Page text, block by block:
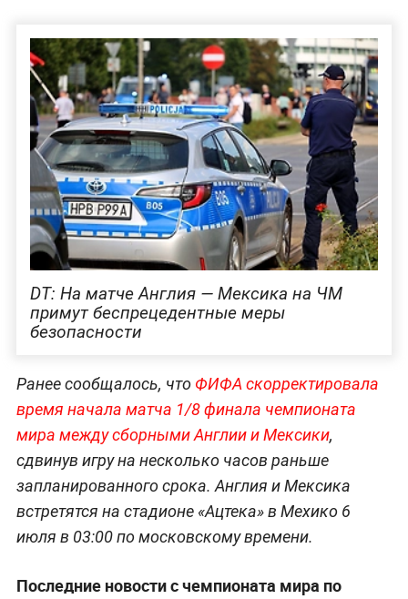
DT: На матче Англия — Мексика на ЧМ
примут беспрецедентные меры
безопасности
Ранее сообщалось, что ФИФА скорректировала
время начала матча 1/8 финала чемпионата
мира между сборными Англии и Мексики,
сдвинув игру на несколько часов раньше
запланированного срока. Англия и Мексика
встретятся на стадионе «Ацтека» в Мехико 6
июля в 03:00 по московскому времени.
Последние новости с чемпионата мира по